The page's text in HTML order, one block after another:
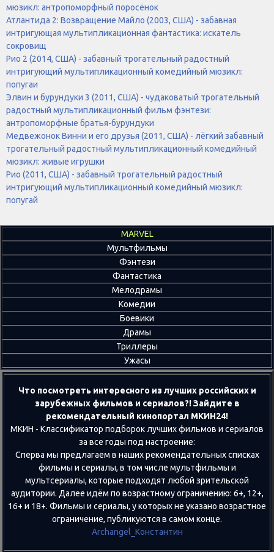
мюзикл: антропоморфный поросёнок
Атлантида 2: Возвращение Майло (2003, США) - забавная
интригующая мультипликационная фантастика: искатель
сокровищ
Рио 2 (2014, США) - забавный трогательный радостный
интригующий мультипликационный комедийный мюзикл:
попугаи
Элвин и бурундуки 3 (2011, США) - чудаковатый трогательный
радостный мультипликационный фильм фэнтези:
антропоморфные братья-бурундуки
Медвежонок Винни и его друзья (2011, США) - лёгкий забавный
трогательный радостный мультипликационный комедийный
мюзикл: живые игрушки
Рио (2011, США) - забавный трогательный радостный
интригующий мультипликационный комедийный мюзикл:
попугай
MARVEL
Мультфильмы
Фэнтези
Фантастика
Мелодрамы
Комедии
Боевики
Драмы
Триллеры
Ужасы
Что посмотреть интересного из лучших российских и
зарубежных фильмов и сериалов?! Зайдите в
рекомендательный кинопортал МКИН24!
МКИН - Классификатор подборок лучших фильмов и сериалов
за все годы под настроение:
Сперва мы предлагаем в наших рекомендательных списках
фильмы и сериалы, в том числе мультфильмы и
мультсериалы, которые подходят любой зрительской
аудитории. Далее идём по возрастному ограничению: 6+, 12+,
16+ и 18+. Фильмы и сериалы, у которых не указано возрастное
ограничение, публикуются в самом конце.
Archangel_Константин